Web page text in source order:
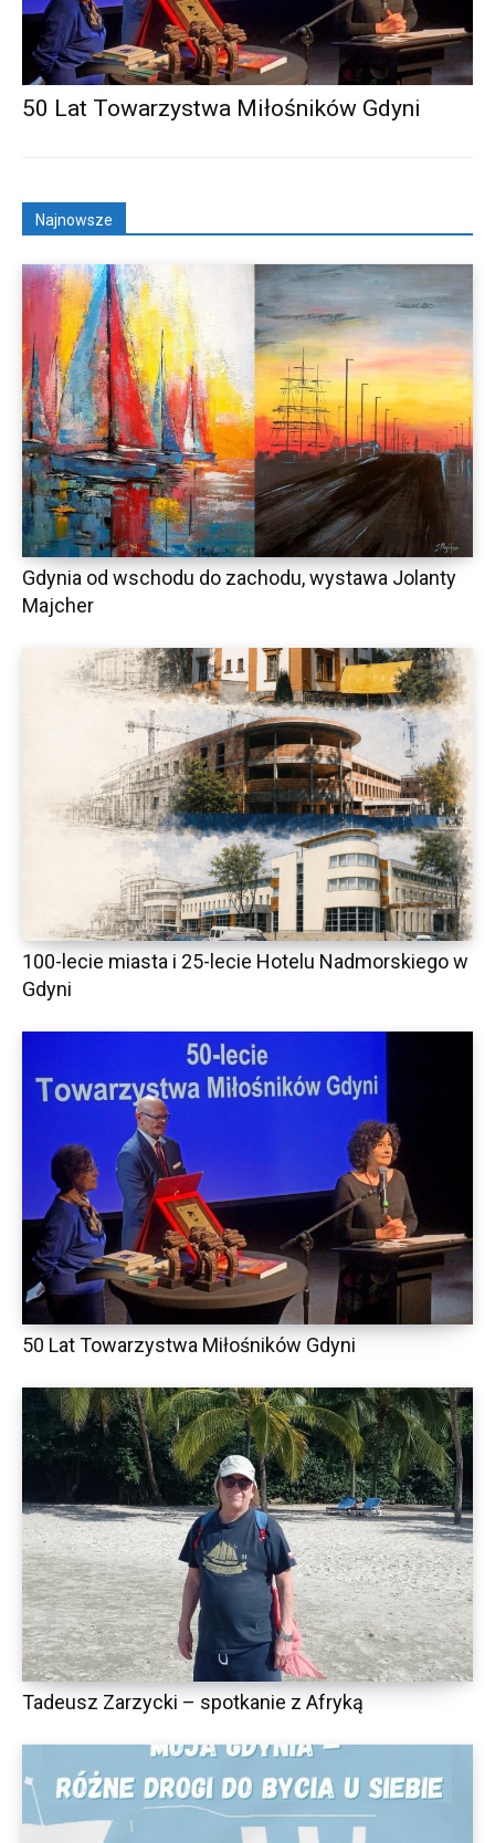
50 Lat Towarzystwa Miłośników Gdyni
Najnowsze
Gdynia od wschodu do zachodu, wystawa Jolanty
Majcher
100-lecie miasta i 25-lecie Hotelu Nadmorskiego w
Gdyni
50 Lat Towarzystwa Miłośników Gdyni
Tadeusz Zarzycki – spotkanie z Afryką